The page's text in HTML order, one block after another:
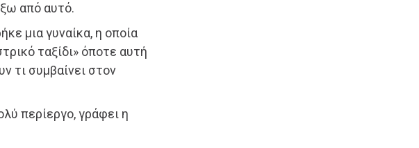
από αυτό.
μια γυναίκα, η οποία
ταξίδι» όποτε αυτή
τι συμβαίνει στον
περίεργο, γράφει η